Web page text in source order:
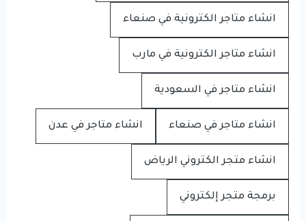
انشاء متاجر الكترونية في صنعاء
انشاء متاجر الكترونية في مارب
انشاء متاجر في السعودية
انشاء متاجر في صنعاء انشاء متاجر في عدن
انشاء متجر الكتروني الرياض
برمجة متجر إلكتروني